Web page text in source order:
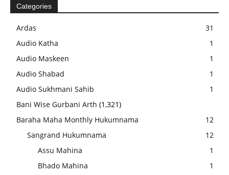
Categories
Ardas
31
Audio Katha
1
Audio Maskeen
1
Audio Shabad
1
Audio Sukhmani Sahib
1
Bani Wise Gurbani Arth (1,321)
Baraha Maha Monthly Hukumnama
12
Sangrand Hukumnama
12
Assu Mahina
1
Bhado Mahina
1